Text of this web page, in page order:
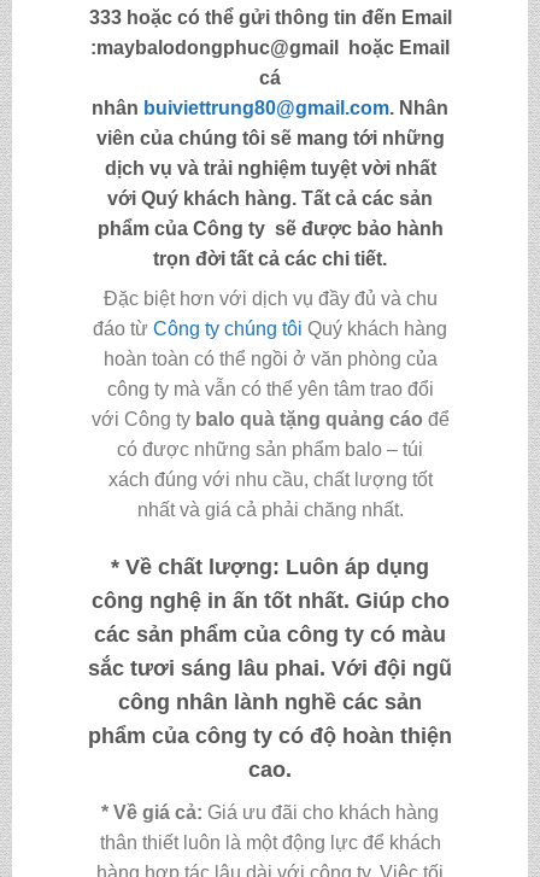
333hoặc có thể gửi thông tin đến Email
:maybalodongphuc@gmail
hoặc Email
cá
nhân buiviettrung80@gmail.com. Nhân
viên của chúng tôi sẽ mang tới những
dịch vụ và trải nghiệm tuyệt vời nhất
với Quý khách hàng. Tất cả các sản
phẩm của Công ty sẽ được bảo hành
trọn đời tất cả các chi tiết.
Đặc biệt hơn với dịch vụ đầy đủ và chu
đáo từ Công ty chúng tôi Quý khách hàng
hoàn toàn có thể ngồi ở văn phòng của
công ty mà vẫn có thể yên tâm trao đổi
với Công ty balo quà tặng quảng cáo để
có được những sản phẩm balo – túi
xách đúng với nhu cầu, chất lượng tốt
nhất và giá cả phải chăng nhất.
* Về chất lượng: Luôn áp dụng
công nghệ in ấn tốt nhất. Giúp cho
các sản phẩm của công ty có màu
sắc tươi sáng lâu phai. Với đội ngũ
công nhân lành nghề các sản
phẩm của công ty có độ hoàn thiện
cao.
* Về giá cả: Giá ưu đãi cho khách hàng
thân thiết luôn là một động lực để khách
hàng hợp tác lâu dài với công ty. Việc tối